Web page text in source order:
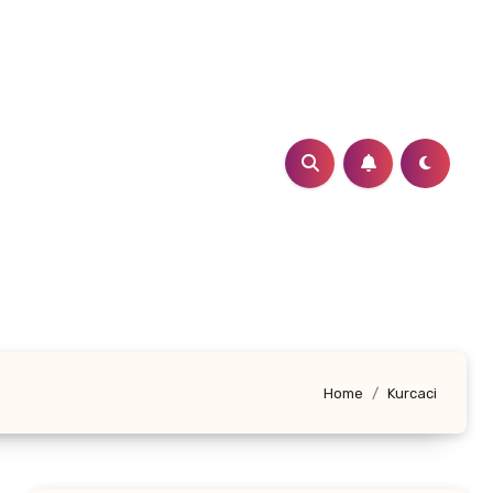
Home Kurcaci